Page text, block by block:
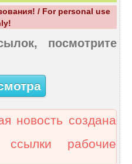
/ For personal use
посмотрите
новость создана
ссылки рабочие